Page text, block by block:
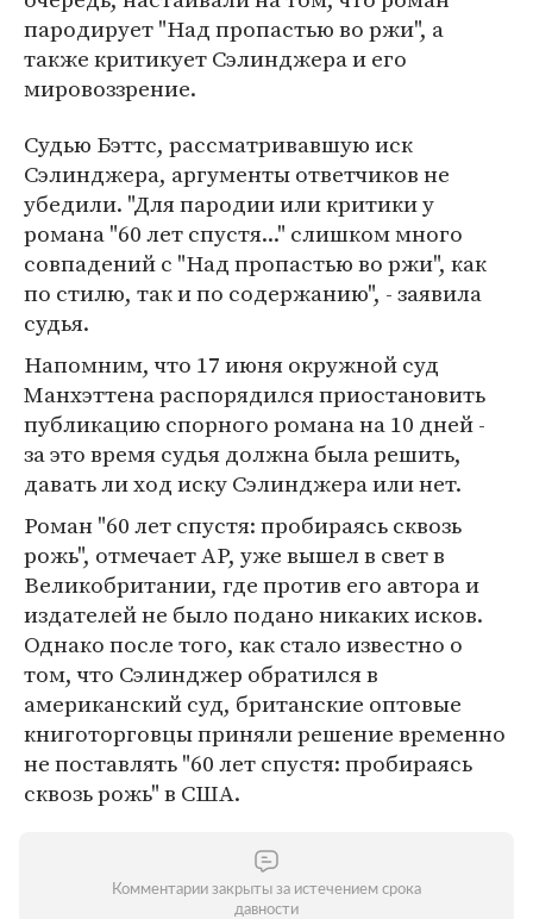
пародирует "Над пропастью во ржи", а
также критикует Сэлинджера и его
мировоззрение.
Судью Бэттс, рассматривавшую иск
Сэлинджера, аргументы ответчиков не
убедили. "Для пародии или критики у
романа "60 лет спустя..." слишком много
совпадений с "Над пропастью во ржи", как
по стилю, так и по содержанию", - заявила
судья.
Напомним, что 17 июня окружной суд
Манхэттена распорядился приостановить
публикацию спорного романа на 10 дней -
за это время судья должна была решить,
давать ли ход иску Сэлинджера или нет.
Роман "60 лет спустя: пробираясь сквозь
рожь", отмечает AP, уже вышел в свет в
Великобритании, где против его автора и
издателей не было подано никаких исков.
Однако после того, как стало известно о
том, что Сэлинджер обратился в
американский суд, британские оптовые
книготорговцы приняли решение временно
не поставлять "60 лет спустя: пробираясь
сквозь рожь" в США.
Комментарии закрыты за истечением срока
давности